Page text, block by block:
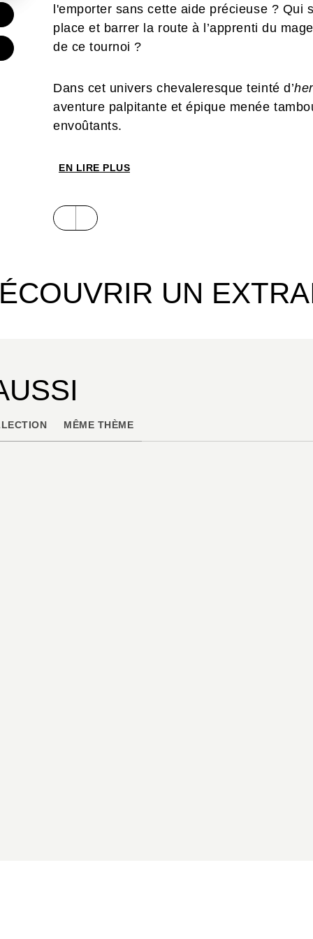
l'emporter sans cette aide précieuse ?
place et barrer la route à l’apprenti du
de ce tournoi ?
Dans cet univers chevaleresque teinté d’
aventure palpitante et épique menée
envoûtants.
EN LIRE PLUS
UN
MÊME THÈME